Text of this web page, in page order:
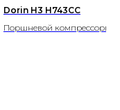
Dorin H3 H743CC
Поршневой компрессорв